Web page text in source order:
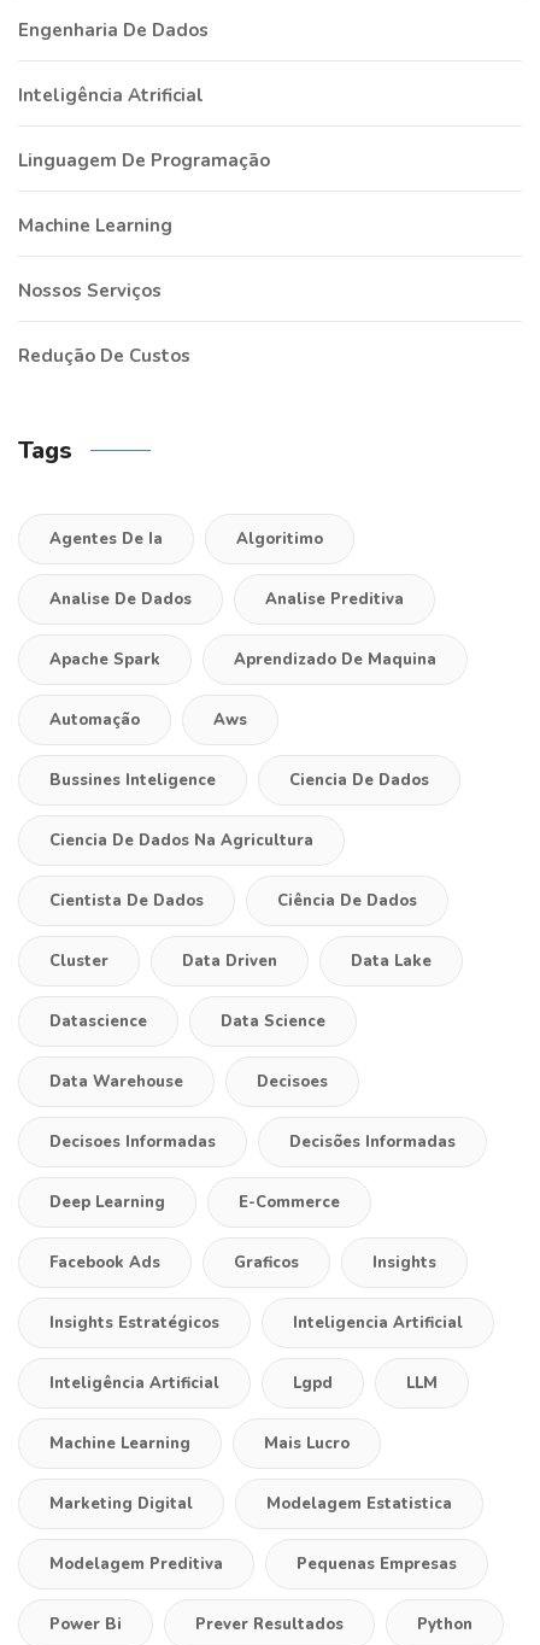
Engenharia De Dados
Inteligência Atrificial
Linguagem De Programação
Machine Learning
Nossos Serviços
Redução De Custos
Tags
Agentes De Ia Algoritimo
Analise De Dados Analise Preditiva
Apache Spark Aprendizado De Maquina
Automação Aws
Bussines Inteligence Ciencia De Dados
Ciencia De Dados Na Agricultura
Cientista De Dados Ciência De Dados
Cluster Data Driven Data Lake
Datascience Data Science
Data Warehouse Decisoes
Decisoes Informadas Decisões Informadas
Deep Learning E-Commerce
Facebook Ads Graficos Insights
Insights Estratégicos Inteligencia Artificial
Inteligência Artificial Lgpd LLM
Machine Learning Mais Lucro
Marketing Digital Modelagem Estatistica
Modelagem Preditiva Pequenas Empresas
Power Bi Prever Resultados Python